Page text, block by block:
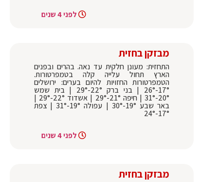
לפני 4 שנים
מבזקן בחזית
התחזית: מעונן חלקית עד נאה. בהרים ובפנים
הארץ תחול עלייה קלה בטמפרטורות.
הטמפרטורות החזויות להיום בערים: ירושלים
17°-26° | בני ברק 22°-29° | בית שמש
20°-31° | חיפה 21°-29° | אשדוד 22°-29° |
באר שבע 19°-30° | עפולה 19°-31° | צפת
17°-24°
לפני 4 שנים
מבזקן בחזית